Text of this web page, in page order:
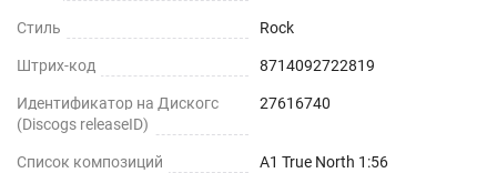
Стиль Rock
Штрих-код 8714092722819
Идентификатор на Дискогс
(Discogs releaseID)
27616740
Список композиций
A1 True North 1:56